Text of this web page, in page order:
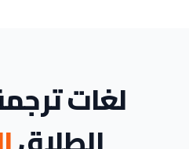
لغات